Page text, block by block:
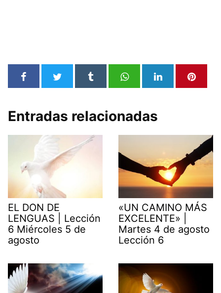
Entradas relacionadas
EL DON DE
LENGUAS | Lección
6 Miércoles 5 de
agosto
«UN CAMINO MÁS
EXCELENTE» |
Martes 4 de agosto
Lección 6